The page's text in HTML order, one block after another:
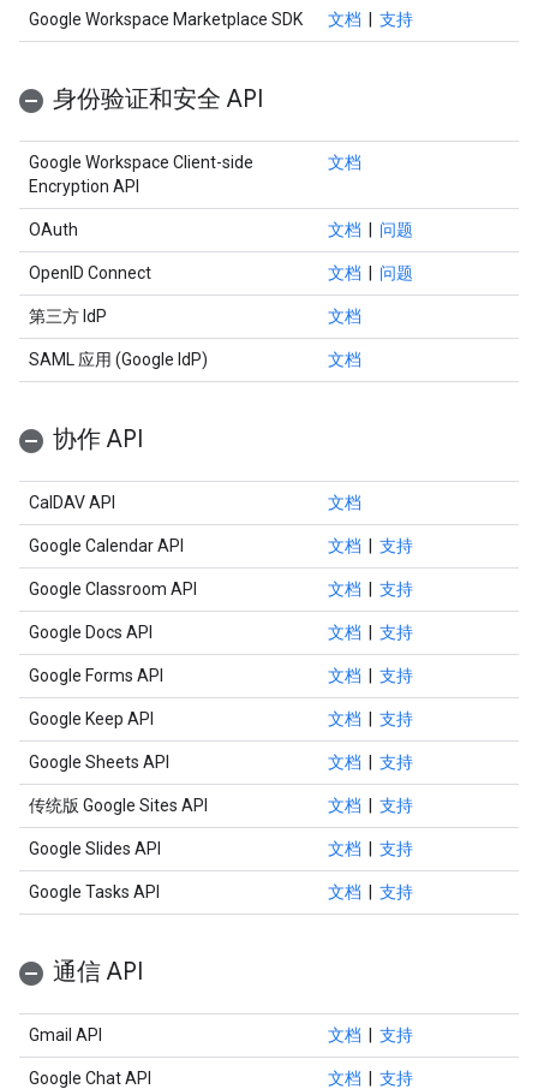
Google Workspace Marketplace SDK 文档 支持
身份验证和安全 API
Google Workspace Client-side
Encryption API
文档
OAuth 文档 问题
OpenID Connect 文档 问题
第三方 IdP 文档
SAML 应用 (Google IdP) 文档
协作 API
CalDAV API 文档
Google Calendar API 文档 支持
Google Classroom API 文档 支持
Google Docs API 文档 支持
Google Forms API 文档 支持
Google Keep API 文档 支持
Google Sheets API 文档 支持
传统版 Google Sites API 文档 支持
Google Slides API 文档 支持
Google Tasks API 文档 支持
通信 API
Gmail API 文档 支持
Google Chat API 文档 支持